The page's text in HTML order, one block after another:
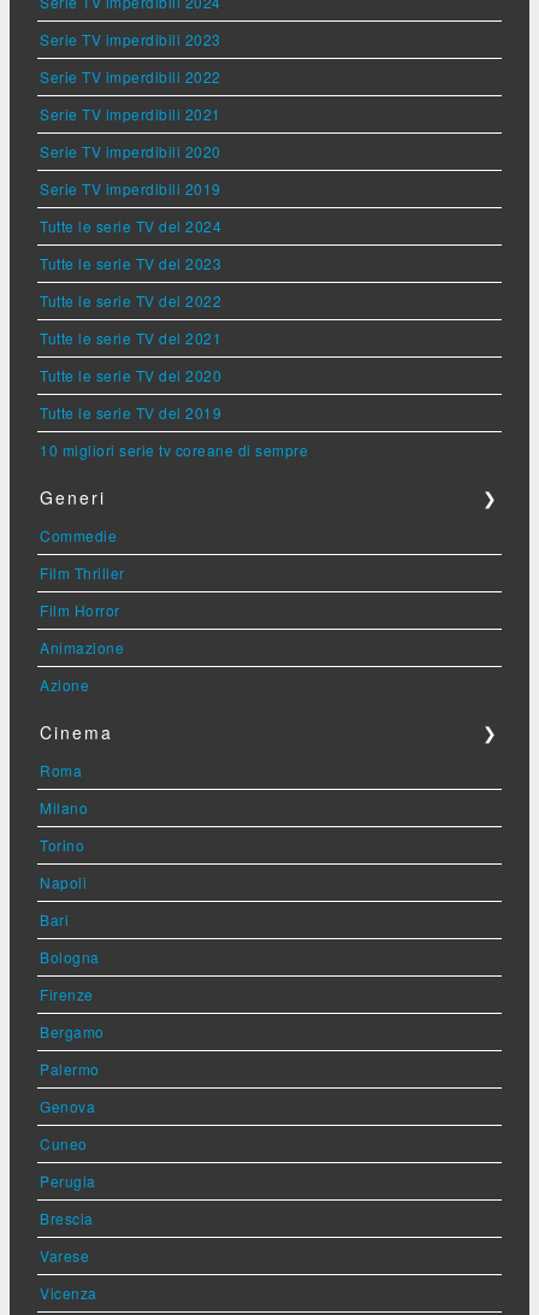
Serie TV imperdibili 2023
Serie TV imperdibili 2022
Serie TV imperdibili 2021
Serie TV imperdibili 2020
Serie TV imperdibili 2019
Tutte le serie TV del 2024
Tutte le serie TV del 2023
Tutte le serie TV del 2022
Tutte le serie TV del 2021
Tutte le serie TV del 2020
Tutte le serie TV del 2019
10 migliori serie tv coreane di sempre
Generi ❯
Commedie
Film Thriller
Film Horror
Animazione
Azione
Cinema ❯
Roma
Milano
Torino
Napoli
Bari
Bologna
Firenze
Bergamo
Palermo
Genova
Cuneo
Perugia
Brescia
Varese
Vicenza